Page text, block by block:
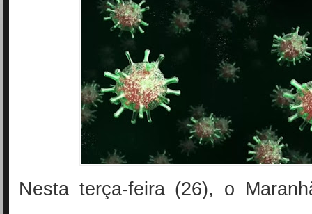
Nesta terça-feira (26), o